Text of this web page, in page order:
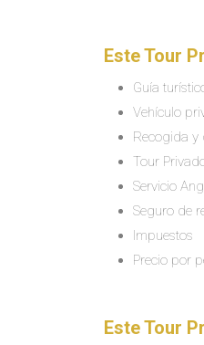
Este Tour
Guía
Vehículo
Recogida y
Tour
Servicio
Seguro de
Impuestos
Precio por
Este Tour